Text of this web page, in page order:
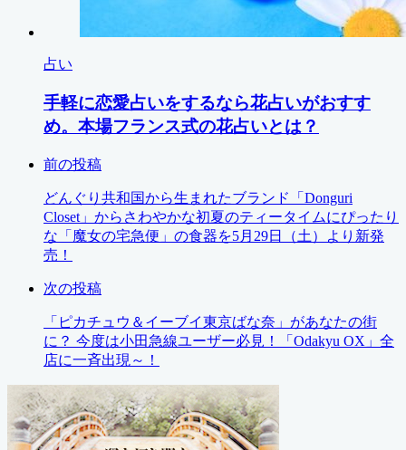
占い
手軽に恋愛占いをするなら花占いがおすす
め。本場フランス式の花占いとは？
前の投稿
どんぐり共和国から生まれたブランド「Donguri
Closet」からさわやかな初夏のティータイムにぴったり
な「魔女の宅急便」の食器を5月29日（土）より新発
売！
次の投稿
「ピカチュウ＆イーブイ東京ばな奈」があなたの街
に？ 今度は小田急線ユーザー必見！「Odakyu OX」全
店に一斉出現～！